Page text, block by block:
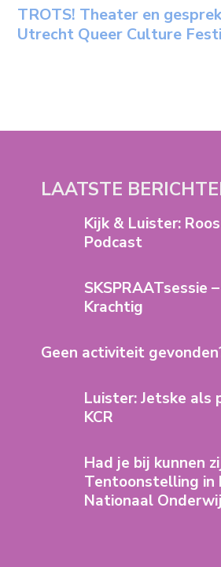
TROTS! Theater en
Utrecht Queer Culture
LAATSTE
Kijk & Luister:
Podcast
SKSPRAATsessie
Krachtig
Geen activiteit
Luister: Jetske als
KCR
Had je bij kunnen
Tentoonstelling in
Nationaal